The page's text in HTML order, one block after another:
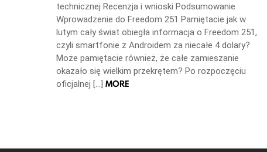
technicznej Recenzja i wnioski Podsumowanie
Wprowadzenie do Freedom 251 Pamiętacie jak w
lutym cały świat obiegła informacja o Freedom 251,
czyli smartfonie z Androidem za niecałe 4 dolary?
Może pamiętacie również, że całe zamieszanie
okazało się wielkim przekrętem? Po rozpoczęciu
oficjalnej […] MORE